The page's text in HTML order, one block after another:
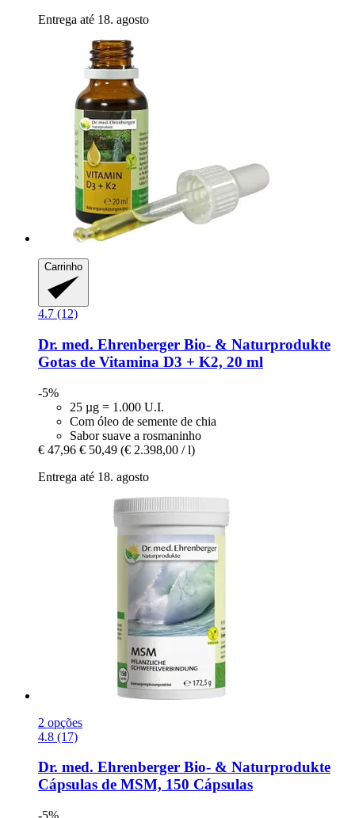
Entrega até 18. agosto
Carrinho
4.7 (12)
Dr. med. Ehrenberger Bio- & Naturprodukte
Gotas de Vitamina D3 + K2, 20 ml
-5%
25 µg = 1.000 U.I.
Com óleo de semente de chia
Sabor suave a rosmaninho
€ 47,96 € 50,49 (€ 2.398,00 / l)
Entrega até 18. agosto
2 opções
4.8 (17)
Dr. med. Ehrenberger Bio- & Naturprodukte
Cápsulas de MSM, 150 Cápsulas